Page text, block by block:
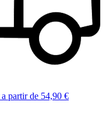
a partir de 54,90 €